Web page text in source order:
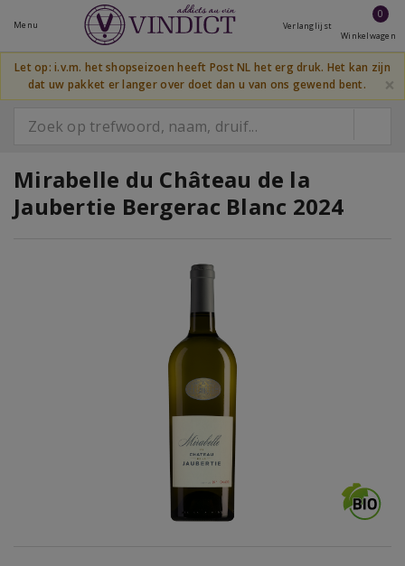
Menu Verlanglijst
0
Winkelwagen
Let op: i.v.m. het shopseizoen heeft Post NL het erg druk. Het kan zijn
dat uw pakket er langer over doet dan u van ons gewend bent.
×
Mirabelle du Château de la
Jaubertie Bergerac Blanc 2024